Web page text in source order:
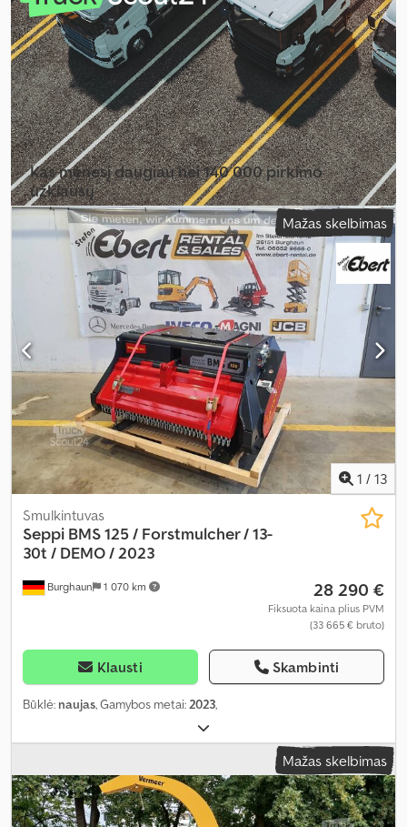
Kas mėnesį daugiau nei 140 000 pirkimo
užklausų
Pasirinkite prekybininko paketąMažas skelbimas
1 / 13
Burghaun 1 070 km
Smulkintuvas
Seppi BMS 125 / Forstmulcher / 13-
30t / DEMO / 2023
28 290 €
Fiksuota kaina plius PVM
(33 665 € bruto)
Klausti Skambinti
Būklė: naujas, Gamybos metai:2023,
Mažas skelbimas